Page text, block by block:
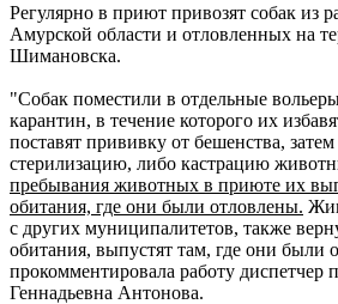
Регулярно в приют привозят собак из
Амурской области и отловленных на
Шимановска.
"Собак поместили в отдельные
карантин, в течение которого их
поставят прививку от бешенства,
стерилизацию, либо кастрацию
пребывания животных в приюте их
обитания, где они были отловлены.
с других муниципалитетов, также
обитания, выпустят там, где они были
прокомментировала работу диспетчер
Геннадьевна Антонова.